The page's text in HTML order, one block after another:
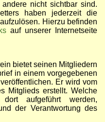
nicht sichtbar sind.
haben jederzeit die
Hierzu befinden
auf unserer Internetseite
bietet seinen Mitgliedern
in einem vorgegebenen
Er wird vom
Mitglieds erstellt. Welche
dort aufgeführt werden,
der Verantwortung des